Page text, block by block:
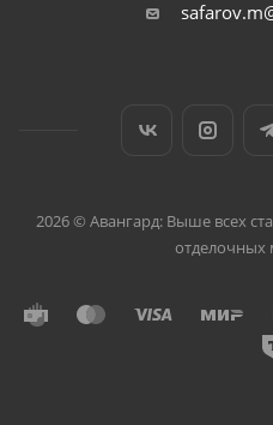
2026 © Авангард: Выше всех
отделочных